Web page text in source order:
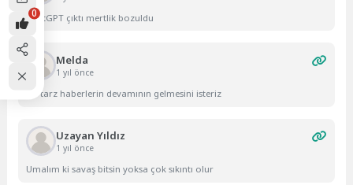
ChatGPT çıktı mertlik bozuldu
Melda
1 yıl önce
Bu tarz haberlerin devamının gelmesini isteriz
Uzayan Yıldız
1 yıl önce
Umalım ki savaş bitsin yoksa çok sıkıntı olur
0